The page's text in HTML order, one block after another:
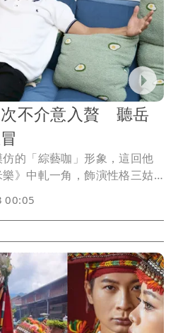
不介意入贅 聽岳
的「綜藝咖」形象，這回他
》中軋一角，飾演性格三姑
00:05